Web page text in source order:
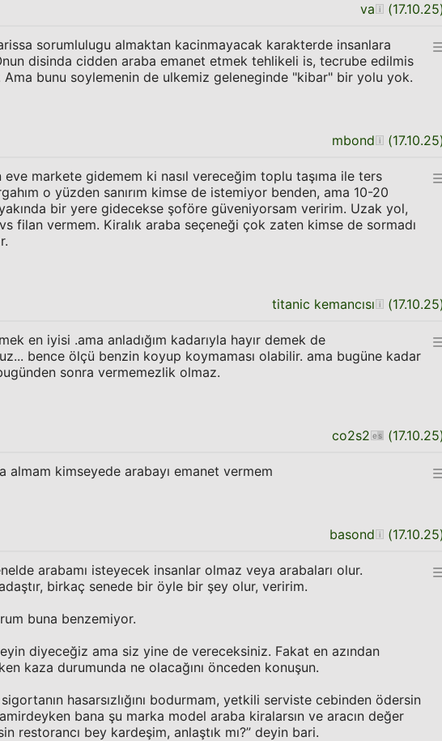
va (17.10.25
sorumlulugu almaktan kacinmayacak karakterde insanlara
disinda cidden araba emanet etmek tehlikeli is, tecrube edilmis
Ama bunu soylemenin de ulkemiz geleneginde "kibar" bir yolu yok.
mbond (17.10.25
eve markete gidemem ki nasıl vereceğim toplu taşıma ile ters
o yüzden sanırım kimse de istemiyor benden, ama 10-20
yakında bir yere gidecekse şoföre güveniyorsam veririm. Uzak yol,
filan vermem. Kiralık araba seçeneği çok zaten kimse de sormadı
titanic kemancısı (17.10.25
en iyisi .ama anladığım kadarıyla hayır demek de
bence ölçü benzin koyup koymaması olabilir. ama bugüne kadar
sonra vermemezlik olmaz.
co2s2 (17.10.25
almam kimseyede arabayı emanet vermem
basond (17.10.25
arabamı isteyecek insanlar olmaz veya arabaları olur.
birkaç senede bir öyle bir şey olur, veririm.
buna benzemiyor.
diyeceğiz ama siz yine de vereceksiniz. Fakat en azından
kaza durumunda ne olacağını önceden konuşun.
hasarsızlığını bodurmam, yetkili serviste cebinden ödersin
bana şu marka model araba kiralarsın ve aracın değer
restorancı bey kardeşim, anlaştık mı?” deyin bari.